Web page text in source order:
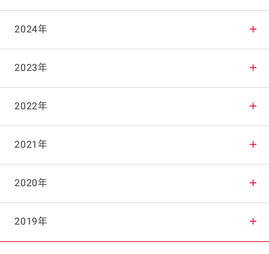
2025年12月
2025年11月
2025年10月
2025年9月
2025年8月
2025年7月
2024年
2024年12月
2024年11月
2024年10月
2024年9月
2024年8月
2023年
2023年12月
2023年11月
2023年10月
2023年9月
2022年
2022年12月
2022年11月
2022年10月
2021年
2021年12月
2021年11月
2020年
2020年12月
2019年